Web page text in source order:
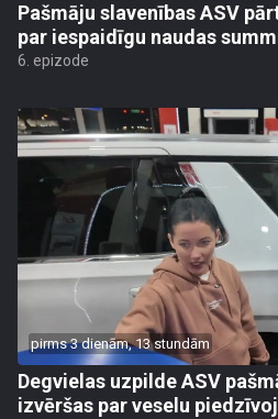
Pašmāju slavenības ASV
par iespaidīgu naudas
6. epizode
pirms 3 dienām, 13 stundām
Degvielas uzpilde ASV
izvēršas par veselu